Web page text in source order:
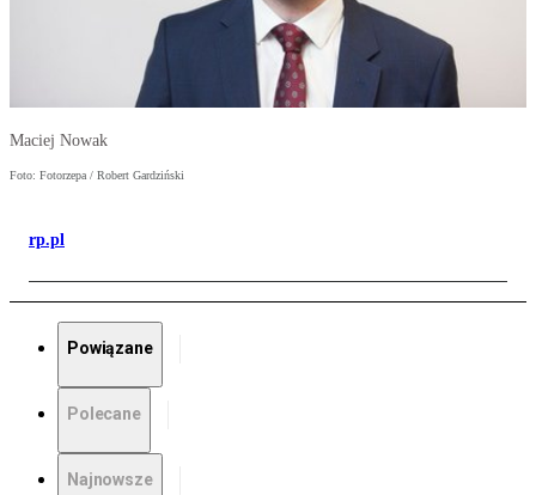
Maciej Nowak
Foto: Fotorzepa / Robert Gardziński
rp.pl
Powiązane
Polecane
Najnowsze